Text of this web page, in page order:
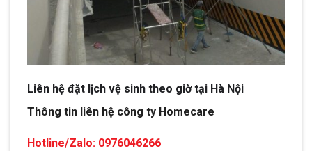
Liên hệ đặt lịch vệ sinh theo giờ tại Hà Nội
Thông tin liên hệ công ty Homecare
Hotline/Zalo: 0976046266